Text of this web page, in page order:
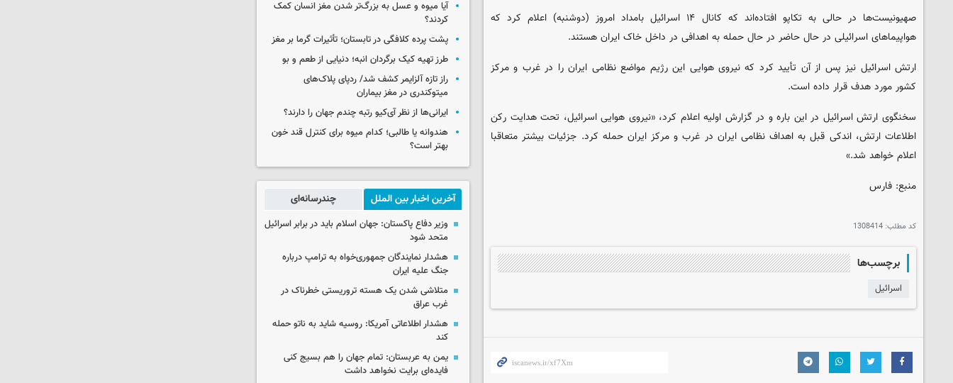
صهیونیست‌ها در حالی به تکاپو افتاده‌اند که کانال ۱۴ اسرائیل بامداد امروز (دوشنبه) اعلام کرد که
هواپیماهای اسرائیلی در حال حاضر در حال حمله به اهدافی در داخل خاک ایران هستند.
ارتش اسرائیل نیز پس از آن تأیید کرد که نیروی هوایی این رژیم مواضع نظامی ایران را در غرب و مرکز
کشور مورد هدف قرار داده است.
سخنگوی ارتش اسرائیل در این باره و در گزارش اولیه اعلام کرد، «نیروی هوایی اسرائیل، تحت هدایت رکن
اطلاعات ارتش، اندکی قبل به اهداف نظامی ایران در غرب و مرکز ایران حمله کرد. جزئیات بیشتر متعاقبا
اعلام خواهد شد.»
منبع: فارس
کد مطلب: 1308414
برچسب‌ها
اسرائیل
آیا میوه و عسل به بزرگ‌تر شدن مغز انسان کمک
کردند؟
پشت پرده کلافگی در تابستان؛ تأثیرات گرما بر مغز
طرز تهیه کیک برگردان انبه؛ دنیایی از طعم و بو
راز تازه آلزایمر کشف شد/ ردپای پلاک‌های
میتوکندری در مغز بیماران
ایرانی‌ها از نظر آی‌کیو رتبه چندم جهان را دارند؟
هندوانه یا طالبی؛ کدام‌ میوه برای کنترل قند خون
بهتر است؟
آخرین اخبار بین الملل چندرسانه‌ای
وزیر دفاع پاکستان: جهان اسلام باید در برابر اسرائیل
متحد شود
هشدار نمایندگان جمهوری‌خواه به ترامپ درباره
جنگ علیه ایران
متلاشی شدن یک هسته تروریستی خطرناک در
غرب عراق
هشدار اطلاعاتی آمریکا: روسیه شاید به ناتو حمله
کند
یمن به عربستان: تمام جهان را هم بسیج کنی
فایده‌ای برایت نخواهد داشت